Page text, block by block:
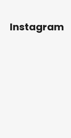
Instagram